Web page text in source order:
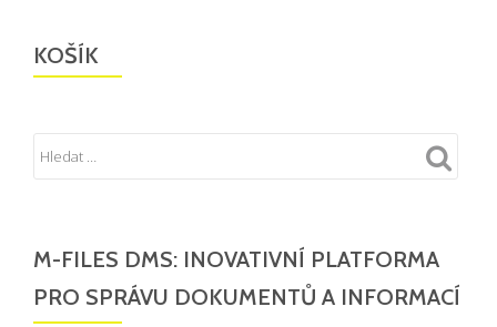
KOŠÍK
M-FILES DMS: INOVATIVNÍ PLATFORMA
PRO SPRÁVU DOKUMENTŮ A INFORMACÍ